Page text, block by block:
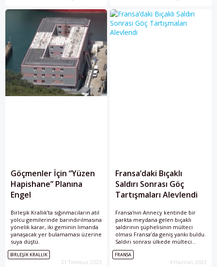
Göçmenler İçin “Yüzen
Hapishane” Planına
Engel
Birleşik Krallık’ta sığınmacıların atıl
yolcu gemilerinde barındırılmasına
yönelik karar, iki geminin limanda
yanaşacak yer bulamaması üzerine
suya düştü.
BIRLEŞIK KRALLIK
21 Temmuz 2023
Fransa’daki Bıçaklı
Saldırı Sonrası Göç
Tartışmaları Alevlendi
Fransa'nın Annecy kentinde bir
parkta meydana gelen bıçaklı
saldırının şüphelisinin mülteci
olması Fransa’da geniş yankı buldu.
Saldırı sonrası ülkede mülteci
karşıtı söylemlerle birlikte itidale
çağıran söylemler de dikkat
FRANSA
9 Haziran 2023